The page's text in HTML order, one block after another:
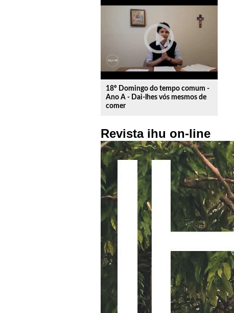
play_circle_outline
18º Domingo do tempo comum -
Ano A - Dai-lhes vós mesmos de
comer
Revista ihu on-line